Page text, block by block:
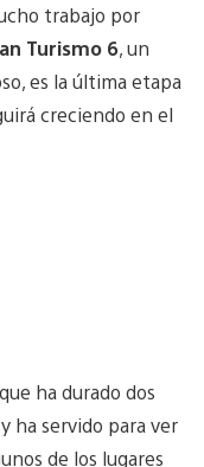
trabajo por
Turismo 6, un
es la última etapa
creciendo en el
ha durado dos
ha servido para ver
de los lugares